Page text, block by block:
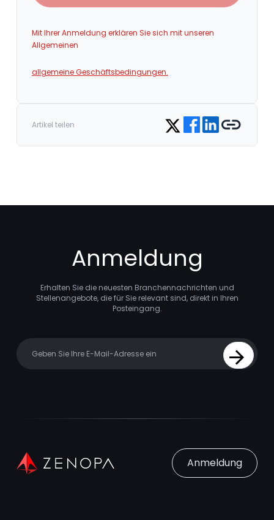
Mit Ihrer Anmeldung erklären Sie sich mit unseren
Allgemeinen
allgemeine Geschäftsbedingungen.
Artikel teilen Share on Twitter
Share on Facebook
Share on LinkedIn
Copy link
Anmeldung
Erhalten Sie die neuesten Branchennachrichten und
Stellenangebote, die für Sie relevant sind, direkt in Ihren
Posteingang.
Sign Up
Anmeldung